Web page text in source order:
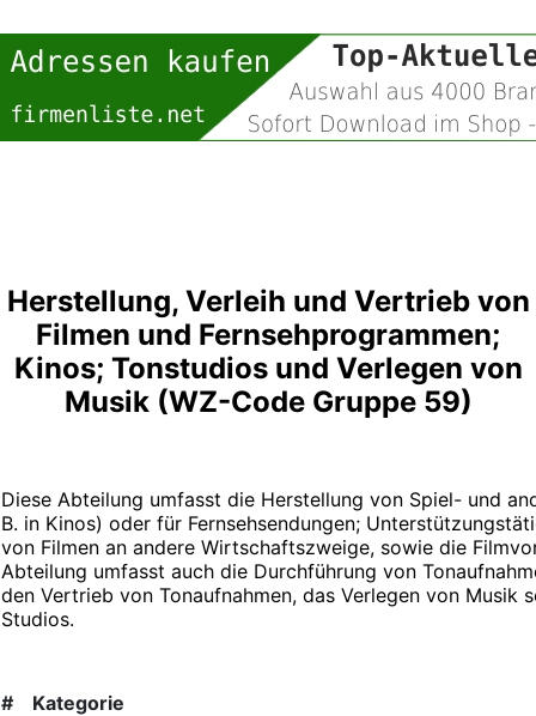
Herstellung, Verleih und Vertrieb von
Filmen und Fernsehprogrammen;
Kinos; Tonstudios und Verlegen von
Musik (WZ-Code Gruppe 59)
Diese Abteilung umfasst die Herstellung von Spiel- und
B. in Kinos) oder für Fernsehsendungen;
von Filmen an andere Wirtschaftszweige, sowie die
Abteilung umfasst auch die Durchführung von
den Vertrieb von Tonaufnahmen, das Verlegen von Musik
Studios.
# Kategorie